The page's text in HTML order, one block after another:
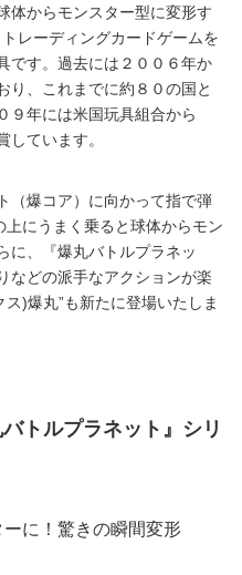
からモンスター型に変形す
レーディングカードゲームを
です。過去には２００６年か
り、これまでに約８０の国と
９年には米国玩具組合から
しています。
（爆コア）に向かって指で弾
上にうまく乗ると球体からモン
に、『爆丸バトルプラネッ
などの派手なアクションが楽
)爆丸”も新たに登場いたしま
トルプラネット』シリ
に！驚きの瞬間変形